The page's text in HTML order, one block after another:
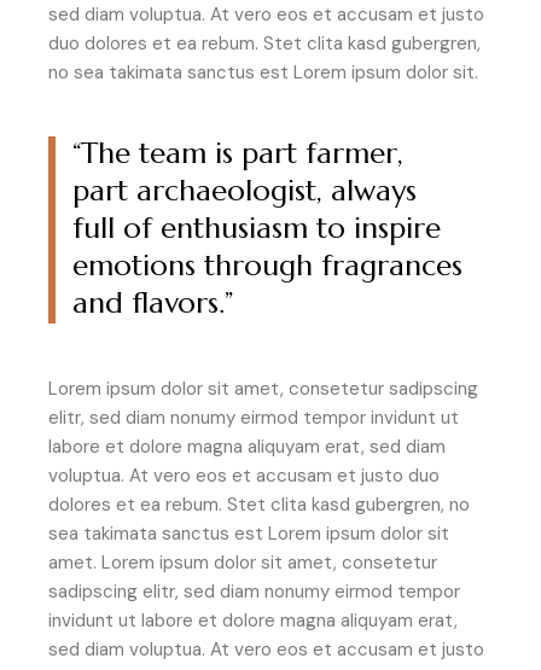
sed diam voluptua. At vero eos et accusam et justo
duo dolores et ea rebum. Stet clita kasd gubergren,
no sea takimata sanctus est Lorem ipsum dolor sit.
“The team is part farmer,
part archaeologist, always
full of enthusiasm to inspire
emotions through fragrances
and flavors.”
Lorem ipsum dolor sit amet, consetetur sadipscing
elitr, sed diam nonumy eirmod tempor invidunt ut
labore et dolore magna aliquyam erat, sed diam
voluptua. At vero eos et accusam et justo duo
dolores et ea rebum. Stet clita kasd gubergren, no
sea takimata sanctus est Lorem ipsum dolor sit
amet. Lorem ipsum dolor sit amet, consetetur
sadipscing elitr, sed diam nonumy eirmod tempor
invidunt ut labore et dolore magna aliquyam erat,
sed diam voluptua. At vero eos et accusam et justo